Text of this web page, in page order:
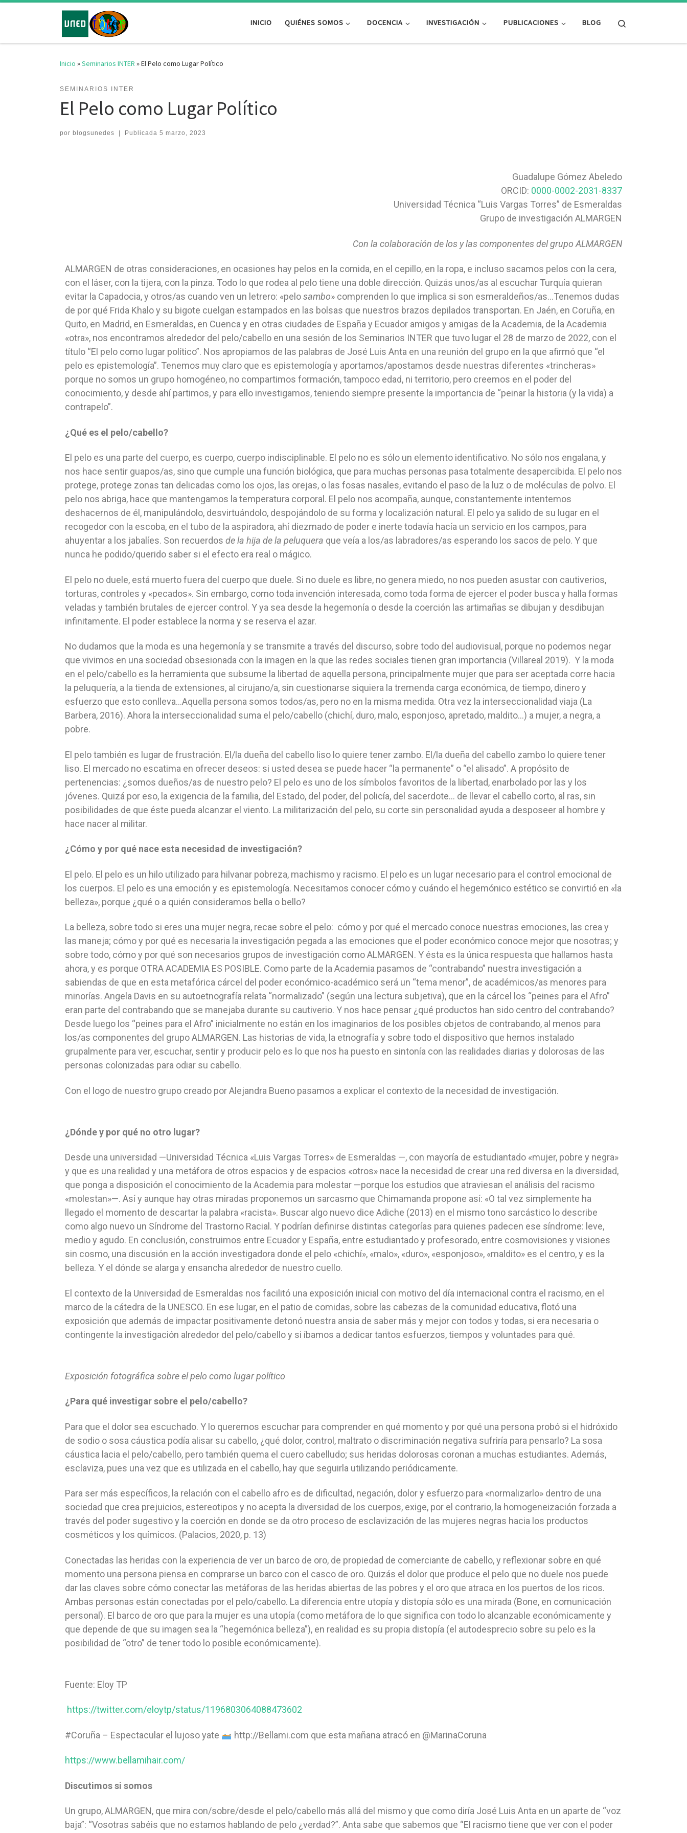
INICIO QUIÉNES SOMOS DOCENCIA INVESTIGACIÓN PUBLICACIONES BLOG
Inicio »Seminarios INTER »El Pelo como Lugar Político
SEMINARIOS INTER
El Pelo como Lugar Político
por blogsunedes | Publicada 5 marzo, 2023
Guadalupe Gómez Abeledo
ORCID: 0000-0002-2031-8337
Universidad Técnica “Luis Vargas Torres” de Esmeraldas
Grupo de investigación ALMARGEN
Con la colaboración de los y las componentes del grupo ALMARGEN
ALMARGEN de otras consideraciones, en ocasiones hay pelos en la comida, en el cepillo, en la ropa, e incluso sacamos pelos con la cera,
con el láser, con la tijera, con la pinza. Todo lo que rodea al pelo tiene una doble dirección. Quizás unos/as al escuchar Turquía quieran
evitar la Capadocia, y otros/as cuando ven un letrero: «pelosambo» comprenden lo que implica si son esmeraldeños/as…Tenemos dudas
de por qué Frida Khalo y su bigote cuelgan estampados en las bolsas que nuestros brazos depilados transportan. En Jaén, en Coruña, en
Quito, en Madrid, en Esmeraldas, en Cuenca y en otras ciudades de España y Ecuador amigos y amigas de la Academia, de la Academia
«otra», nos encontramos alrededor del pelo/cabello en una sesión de los Seminarios INTER que tuvo lugar el 28 de marzo de 2022, con el
título “El pelo como lugar político”. Nos apropiamos de las palabras de José Luis Anta en una reunión del grupo en la que afirmó que “el
pelo es epistemología”. Tenemos muy claro que es epistemología y aportamos/apostamos desde nuestras diferentes «trincheras»
porque no somos un grupo homogéneo, no compartimos formación, tampoco edad, ni territorio, pero creemos en el poder del
conocimiento, y desde ahí partimos, y para ello investigamos, teniendo siempre presente la importancia de “peinar la historia (y la vida) a
contrapelo”.
¿Qué es el pelo/cabello?
El pelo es una parte del cuerpo, es cuerpo, cuerpo indisciplinable. El pelo no es sólo un elemento identificativo. No sólo nos engalana, y
nos hace sentir guapos/as, sino que cumple una función biológica, que para muchas personas pasa totalmente desapercibida. El pelo nos
protege, protege zonas tan delicadas como los ojos, las orejas, o las fosas nasales, evitando el paso de la luz o de moléculas de polvo. El
pelo nos abriga, hace que mantengamos la temperatura corporal. El pelo nos acompaña, aunque, constantemente intentemos
deshacernos de él, manipulándolo, desvirtuándolo, despojándolo de su forma y localización natural. El pelo ya salido de su lugar en el
recogedor con la escoba, en el tubo de la aspiradora, ahí diezmado de poder e inerte todavía hacía un servicio en los campos, para
ahuyentar a los jabalíes. Son recuerdos de la hija de la peluquera que veía a los/as labradores/as esperando los sacos de pelo. Y que
nunca he podido/querido saber si el efecto era real o mágico.
El pelo no duele, está muerto fuera del cuerpo que duele. Si no duele es libre, no genera miedo, no nos pueden asustar con cautiverios,
torturas, controles y «pecados». Sin embargo, como toda invención interesada, como toda forma de ejercer el poder busca y halla formas
veladas y también brutales de ejercer control. Y ya sea desde la hegemonía o desde la coerción las artimañas se dibujan y desdibujan
infinitamente. El poder establece la norma y se reserva el azar.
No dudamos que la moda es una hegemonía y se transmite a través del discurso, sobre todo del audiovisual, porque no podemos negar
que vivimos en una sociedad obsesionada con la imagen en la que las redes sociales tienen gran importancia (Villareal 2019). Y la moda
en el pelo/cabello es la herramienta que subsume la libertad de aquella persona, principalmente mujer que para ser aceptada corre hacia
la peluquería, a la tienda de extensiones, al cirujano/a, sin cuestionarse siquiera la tremenda carga económica, de tiempo, dinero y
esfuerzo que esto conlleva…Aquella persona somos todos/as, pero no en la misma medida. Otra vez la interseccionalidad viaja (La
Barbera, 2016). Ahora la interseccionalidad suma el pelo/cabello (chichí, duro, malo, esponjoso, apretado, maldito…) a mujer, a negra, a
pobre.
El pelo también es lugar de frustración. El/la dueña del cabello liso lo quiere tener zambo. El/la dueña del cabello zambo lo quiere tener
liso. El mercado no escatima en ofrecer deseos: si usted desea se puede hacer “la permanente” o “el alisado”. A propósito de
pertenencias: ¿somos dueños/as de nuestro pelo? El pelo es uno de los símbolos favoritos de la libertad, enarbolado por las y los
jóvenes. Quizá por eso, la exigencia de la familia, del Estado, del poder, del policía, del sacerdote… de llevar el cabello corto, al ras, sin
posibilidades de que éste pueda alcanzar el viento. La militarización del pelo, su corte sin personalidad ayuda a desposeer al hombre y
hace nacer al militar.
¿Cómo y por qué nace esta necesidad de investigación?
El pelo. El pelo es un hilo utilizado para hilvanar pobreza, machismo y racismo. El pelo es un lugar necesario para el control emocional de
los cuerpos. El pelo es una emoción y es epistemología. Necesitamos conocer cómo y cuándo el hegemónico estético se convirtió en «la
belleza», porque ¿qué o a quién consideramos bella o bello?
La belleza, sobre todo si eres una mujer negra, recae sobre el pelo: cómo y por qué el mercado conoce nuestras emociones, las crea y
las maneja; cómo y por qué es necesaria la investigación pegada a las emociones que el poder económico conoce mejor que nosotras; y
sobre todo, cómo y por qué son necesarios grupos de investigación como ALMARGEN. Y ésta es la única respuesta que hallamos hasta
ahora, y es porque OTRA ACADEMIA ES POSIBLE. Como parte de la Academia pasamos de “contrabando” nuestra investigación a
sabiendas de que en esta metafórica cárcel del poder económico-académico será un “tema menor”, de académicos/as menores para
minorías. Angela Davis en su autoetnografía relata “normalizado” (según una lectura subjetiva), que en la cárcel los “peines para el Afro”
eran parte del contrabando que se manejaba durante su cautiverio. Y nos hace pensar ¿qué productos han sido centro del contrabando?
Desde luego los “peines para el Afro” inicialmente no están en los imaginarios de los posibles objetos de contrabando, al menos para
los/as componentes del grupo ALMARGEN. Las historias de vida, la etnografía y sobre todo el dispositivo que hemos instalado
grupalmente para ver, escuchar, sentir y producir pelo es lo que nos ha puesto en sintonía con las realidades diarias y dolorosas de las
personas colonizadas para odiar su cabello.
Con el logo de nuestro grupo creado por Alejandra Bueno pasamos a explicar el contexto de la necesidad de investigación.
¿Dónde y por qué no otro lugar?
Desde una universidad —Universidad Técnica «Luis Vargas Torres» de Esmeraldas —, con mayoría de estudiantado «mujer, pobre y negra»
y que es una realidad y una metáfora de otros espacios y de espacios «otros» nace la necesidad de crear una red diversa en la diversidad,
que ponga a disposición el conocimiento de la Academia para molestar —porque los estudios que atraviesan el análisis del racismo
«molestan»—. Así y aunque hay otras miradas proponemos un sarcasmo que Chimamanda propone así: «O tal vez simplemente ha
llegado el momento de descartar la palabra «racista». Buscar algo nuevo dice Adiche (2013) en el mismo tono sarcástico lo describe
como algo nuevo un Síndrome del Trastorno Racial. Y podrían definirse distintas categorías para quienes padecen ese síndrome: leve,
medio y agudo. En conclusión, construimos entre Ecuador y España, entre estudiantado y profesorado, entre cosmovisiones y visiones
sin cosmo, una discusión en la acción investigadora donde el pelo «chichí», «malo», «duro», «esponjoso», «maldito» es el centro, y es la
belleza. Y el dónde se alarga y ensancha alrededor de nuestro cuello.
El contexto de la Universidad de Esmeraldas nos facilitó una exposición inicial con motivo del día internacional contra el racismo, en el
marco de la cátedra de la UNESCO. En ese lugar, en el patio de comidas, sobre las cabezas de la comunidad educativa, flotó una
exposición que además de impactar positivamente detonó nuestra ansia de saber más y mejor con todos y todas, si era necesaria o
contingente la investigación alrededor del pelo/cabello y si íbamos a dedicar tantos esfuerzos, tiempos y voluntades para qué.
Exposición fotográfica sobre el pelo como lugar político
¿Para qué investigar sobre el pelo/cabello?
Para que el dolor sea escuchado. Y lo queremos escuchar para comprender en qué momento y por qué una persona probó si el hidróxido
de sodio o sosa cáustica podía alisar su cabello, ¿qué dolor, control, maltrato o discriminación negativa sufriría para pensarlo? La sosa
cáustica lacia el pelo/cabello, pero también quema el cuero cabelludo; sus heridas dolorosas coronan a muchas estudiantes. Además,
esclaviza, pues una vez que es utilizada en el cabello, hay que seguirla utilizando periódicamente.
Para ser más específicos, la relación con el cabello afro es de dificultad, negación, dolor y esfuerzo para «normalizarlo» dentro de una
sociedad que crea prejuicios, estereotipos y no acepta la diversidad de los cuerpos, exige, por el contrario, la homogeneización forzada a
través del poder sugestivo y la coerción en donde se da otro proceso de esclavización de las mujeres negras hacia los productos
cosméticos y los químicos. (Palacios, 2020, p. 13)
Conectadas las heridas con la experiencia de ver un barco de oro, de propiedad de comerciante de cabello, y reflexionar sobre en qué
momento una persona piensa en comprarse un barco con el casco de oro. Quizás el dolor que produce el pelo que no duele nos puede
dar las claves sobre cómo conectar las metáforas de las heridas abiertas de las pobres y el oro que atraca en los puertos de los ricos.
Ambas personas están conectadas por el pelo/cabello. La diferencia entre utopía y distopía sólo es una mirada (Bone, en comunicación
personal). El barco de oro que para la mujer es una utopía (como metáfora de lo que significa con todo lo alcanzable económicamente y
que depende de que su imagen sea la “hegemónica belleza”), en realidad es su propia distopía (el autodesprecio sobre su pelo es la
posibilidad de “otro” de tener todo lo posible económicamente).
Fuente: Eloy TP
https://twitter.com/eloytp/status/1196803064088473602
#Coruña – Espectacular el lujoso yate http://Bellami.com que esta mañana atracó en @MarinaCoruna
https://www.bellamihair.com/
Discutimos si somos
Un grupo, ALMARGEN, que mira con/sobre/desde el pelo/cabello más allá del mismo y que como diría José Luis Anta en un aparte de “voz
baja”: “Vosotras sabéis que no estamos hablando de pelo ¿verdad?”. Anta sabe que sabemos que “El racismo tiene que ver con el poder